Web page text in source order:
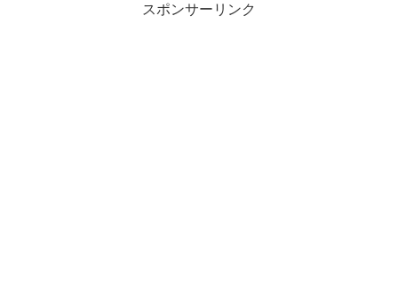
スポンサーリンク